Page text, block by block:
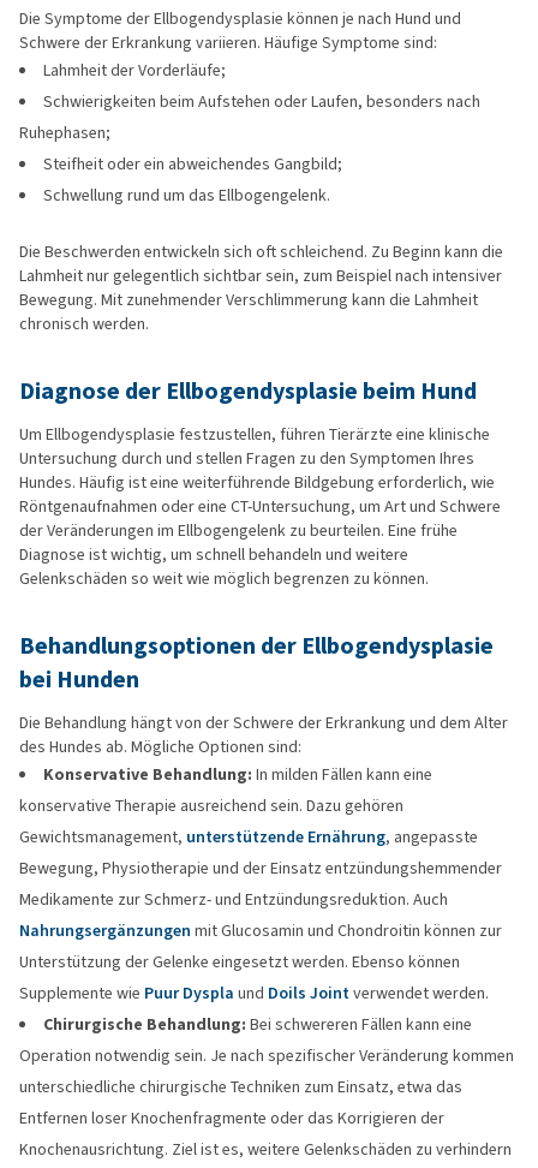
Die Symptome der Ellbogendysplasie können je nach Hund und
Schwere der Erkrankung variieren. Häufige Symptome sind:
Lahmheit der Vorderläufe;
Schwierigkeiten beim Aufstehen oder Laufen, besonders nach
Ruhephasen;
Steifheit oder ein abweichendes Gangbild;
Schwellung rund um das Ellbogengelenk.
Die Beschwerden entwickeln sich oft schleichend. Zu Beginn kann die
Lahmheit nur gelegentlich sichtbar sein, zum Beispiel nach intensiver
Bewegung. Mit zunehmender Verschlimmerung kann die Lahmheit
chronisch werden.
Diagnose der Ellbogendysplasie beim Hund
Um Ellbogendysplasie festzustellen, führen Tierärzte eine klinische
Untersuchung durch und stellen Fragen zu den Symptomen Ihres
Hundes. Häufig ist eine weiterführende Bildgebung erforderlich, wie
Röntgenaufnahmen oder eine CT-Untersuchung, um Art und Schwere
der Veränderungen im Ellbogengelenk zu beurteilen. Eine frühe
Diagnose ist wichtig, um schnell behandeln und weitere
Gelenkschäden so weit wie möglich begrenzen zu können.
Behandlungsoptionen der Ellbogendysplasie
bei Hunden
Die Behandlung hängt von der Schwere der Erkrankung und dem Alter
des Hundes ab. Mögliche Optionen sind:
Konservative Behandlung: In milden Fällen kann eine
konservative Therapie ausreichend sein. Dazu gehören
Gewichtsmanagement, unterstützende Ernährung, angepasste
Bewegung, Physiotherapie und der Einsatz entzündungshemmender
Medikamente zur Schmerz- und Entzündungsreduktion. Auch
Nahrungsergänzungen mit Glucosamin und Chondroitin können zur
Unterstützung der Gelenke eingesetzt werden. Ebenso können
Supplemente wie Puur Dyspla und Doils Jointverwendet werden.
Chirurgische Behandlung: Bei schwereren Fällen kann eine
Operation notwendig sein. Je nach spezifischer Veränderung kommen
unterschiedliche chirurgische Techniken zum Einsatz, etwa das
Entfernen loser Knochenfragmente oder das Korrigieren der
Knochenausrichtung. Ziel ist es, weitere Gelenkschäden zu verhindern